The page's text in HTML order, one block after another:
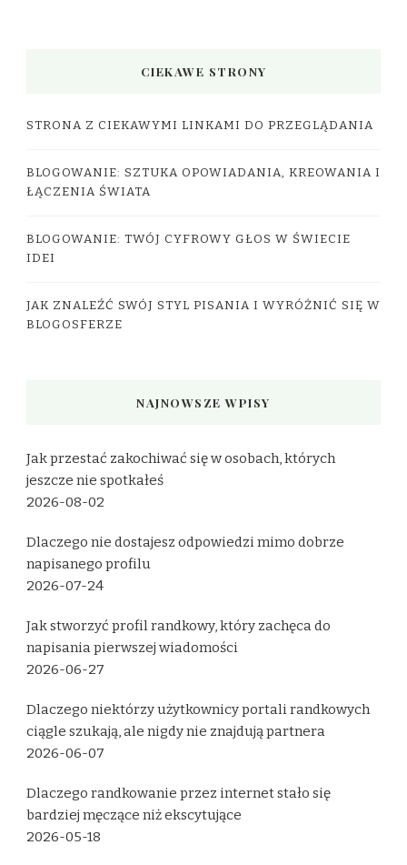
CIEKAWE STRONY
STRONA Z CIEKAWYMI LINKAMI DO PRZEGLĄDANIA
BLOGOWANIE: SZTUKA OPOWIADANIA, KREOWANIA I
ŁĄCZENIA ŚWIATA
BLOGOWANIE: TWÓJ CYFROWY GŁOS W ŚWIECIE
IDEI
JAK ZNALEŹĆ SWÓJ STYL PISANIA I WYRÓŻNIĆ SIĘ W
BLOGOSFERZE
NAJNOWSZE WPISY
Jak przestać zakochiwać się w osobach, których
jeszcze nie spotkałeś
2026-08-02
Dlaczego nie dostajesz odpowiedzi mimo dobrze
napisanego profilu
2026-07-24
Jak stworzyć profil randkowy, który zachęca do
napisania pierwszej wiadomości
2026-06-27
Dlaczego niektórzy użytkownicy portali randkowych
ciągle szukają, ale nigdy nie znajdują partnera
2026-06-07
Dlaczego randkowanie przez internet stało się
bardziej męczące niż ekscytujące
2026-05-18